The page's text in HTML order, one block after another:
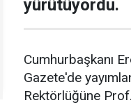
yürütüyordu.
Cumhurbaşkanı
Gazete'de
Rektörlüğüne